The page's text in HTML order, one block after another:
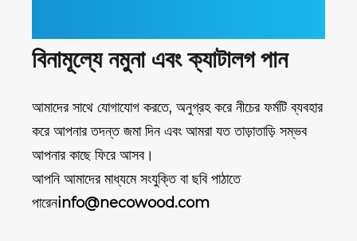
বিনামূল্যে নমুনা এবং ক্যাটালগ পান
আমাদের সাথে যোগাযোগ করতে, অনুগ্রহ করে নীচের ফর্মটি ব্যবহার
করে আপনার তদন্ত জমা দিন এবং আমরা যত তাড়াতাড়ি সম্ভব
আপনার কাছে ফিরে আসব।
আপনি আমাদের মাধ্যমে সংযুক্তি বা ছবি পাঠাতে
পারেনinfo@necowood.com